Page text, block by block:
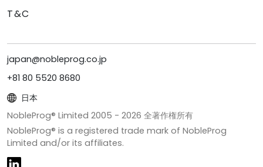
T&C
japan@nobleprog.co.jp
+81 80 5520 8680
日本
NobleProg® Limited 2005 - 2026 全著作権所有
NobleProg® is a registered trade mark of NobleProg
Limited and/or its affiliates.